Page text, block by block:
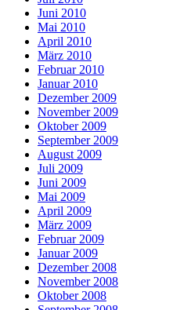
Juni 2010
Mai 2010
April 2010
März 2010
Februar 2010
Januar 2010
Dezember 2009
November 2009
Oktober 2009
September 2009
August 2009
Juli 2009
Juni 2009
Mai 2009
April 2009
März 2009
Februar 2009
Januar 2009
Dezember 2008
November 2008
Oktober 2008